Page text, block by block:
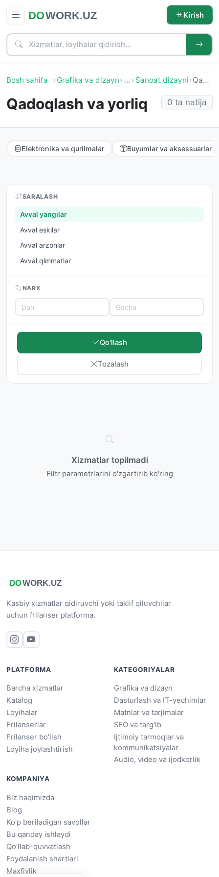
Kirish
Bosh sahifa Grafika va dizayn … Sanoat dizayni Qadoqlash va yorliq
Qadoqlash va yorliq 0 ta natija
Elektronika va qurilmalar Buyumlar va aksessuarlar
SARALASH
Avval yangilar
Avval eskilar
Avval arzonlar
Avval qimmatlar
NARX
Qo'llash
Tozalash
Xizmatlar topilmadi
Filtr parametrlarini o'zgartirib ko'ring
Kasbiy xizmatlar qidiruvchi yoki taklif qiluvchilar
uchun frilanser platforma.
PLATFORMA
Barcha xizmatlar
Katalog
Loyihalar
Frilanserlar
Frilanser bo'lish
Loyiha joylashtirish
KATEGORIYALAR
Grafika va dizayn
Dasturlash va IT-yechimlar
Matnlar va tarjimalar
SEO va targ'ib
Ijtimoiy tarmoqlar va
kommunikatsiyalar
Audio, video va ijodkorlik
KOMPANIYA
Biz haqimizda
Blog
Ko'p beriladigan savollar
Bu qanday ishlaydi
Qo'llab-quvvatlash
Foydalanish shartlari
Maxfiylik